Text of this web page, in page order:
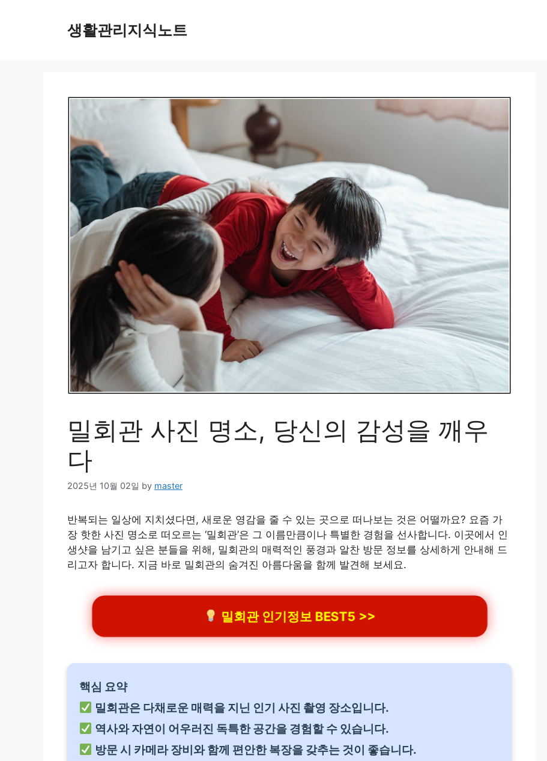
생활관리지식노트
밀회관 사진 명소, 당신의 감성을 깨우
다
2025년 10월 02일 by master
반복되는 일상에 지치셨다면, 새로운 영감을 줄 수 있는 곳으로 떠나보는 것은 어떨까요? 요즘 가
장 핫한 사진 명소로 떠오르는 ‘밀회관’은 그 이름만큼이나 특별한 경험을 선사합니다. 이곳에서 인
생샷을 남기고 싶은 분들을 위해, 밀회관의 매력적인 풍경과 알찬 방문 정보를 상세하게 안내해 드
리고자 합니다. 지금 바로 밀회관의 숨겨진 아름다움을 함께 발견해 보세요.
밀회관 인기정보 BEST5 >>
핵심 요약
밀회관은 다채로운 매력을 지닌 인기 사진 촬영 장소입니다.
역사와 자연이 어우러진 독특한 공간을 경험할 수 있습니다.
방문 시 카메라 장비와 함께 편안한 복장을 갖추는 것이 좋습니다.